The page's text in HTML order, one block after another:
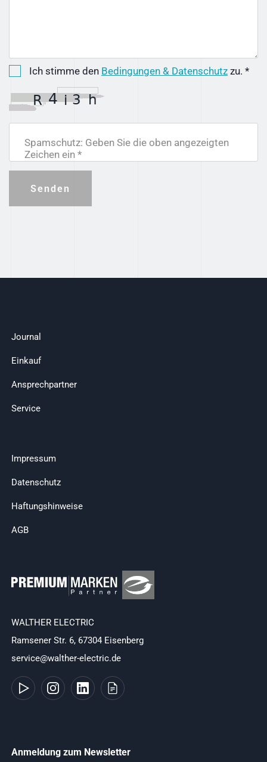
Ich stimme den Bedingungen & Datenschutz zu. *
Spamschutz: Geben Sie die oben angezeigten
Zeichen ein *
Senden
Journal
Einkauf
Ansprechpartner
Service
Impressum
Datenschutz
Haftungshinweise
AGB
WALTHER ELECTRIC
Ramsener Str. 6, 67304 Eisenberg
service@walther-electric.de
Anmeldung zum Newsletter